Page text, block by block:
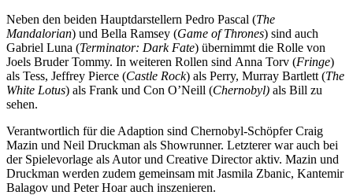
Neben den beiden Hauptdarstellern Pedro Pascal (The
Mandalorian) und Bella Ramsey (Game of Thrones) sind auch
Gabriel Luna (Terminator: Dark Fate) übernimmt die Rolle von
Joels Bruder Tommy. In weiteren Rollen sind Anna Torv (Fringe)
als Tess, Jeffrey Pierce (Castle Rock) als Perry, Murray Bartlett (The
White Lotus) als Frank und Con O’Neill (Chernobyl) als Bill zu
sehen.
Verantwortlich für die Adaption sind Chernobyl-Schöpfer Craig
Mazin und Neil Druckman als Showrunner. Letzterer war auch bei
der Spielevorlage als Autor und Creative Director aktiv. Mazin und
Druckman werden zudem gemeinsam mit Jasmila Zbanic, Kantemir
Balagov und Peter Hoar auch inszenieren.